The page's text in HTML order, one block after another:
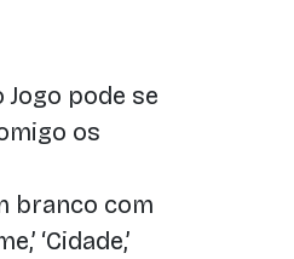
pode se
os
branco com
‘Cidade,’